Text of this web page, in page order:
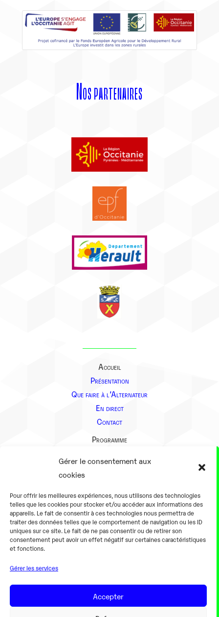
Gérer le consentement aux
cookies
Pour offrir les meilleures expériences, nous utilisons des technologies
telles que les cookies pour stocker et/ou accéder aux informations des
appareils. Le fait de consentir à ces technologies nous permettra de
traiter des données telles que le comportement de navigation ou les ID
uniques sur ce site. Le fait de ne pas consentir ou de retirer son
consentement peut avoir un effet négatif sur certaines caractéristiques
et fonctions.
Gérer les services
Accepter
Nos partenaires
Accueil
Présentation
Que faire à l’Alternateur
En direct
Contact
Programme
Présentation
En pratique
Tarifs et horaires
Salles
Équipements numériques
Gaming